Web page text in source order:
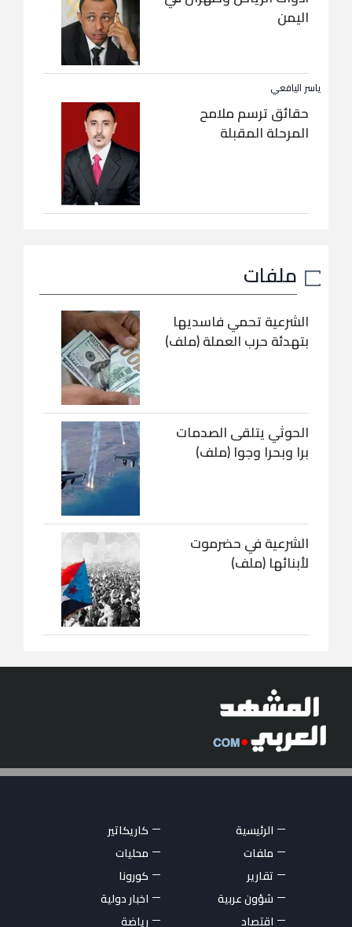
اليمن
ياسر اليافعي
حقائق ترسم ملامح
المرحلة المقبلة
ملفات
الشرعية تحمي فاسديها
بتهدئة حرب العملة (ملف)
الحوثي يتلقى الصدمات
برا وبحرا وجوا (ملف)
الشرعية في حضرموت
لأبنائها (ملف)
الرئيسية
كاريكاتير
ملفات
محليات
تقارير
كورونا
شؤون عربية
اخبار دولية
اقتصاد
رياضة